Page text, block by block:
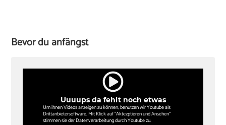
Bevor du anfängst
Uuuups da fehlt noch etwas
Um ihnen Videos anzeigen zu können, benutzen wir Youtube als
Drittanbietersoftware. Mit Klick auf "Aktezptieren und Ansehen"
stimmen sie der Datenverarbeitung durch Youtube zu.